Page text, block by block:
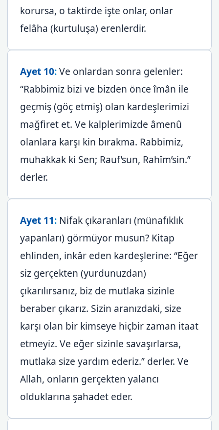
korursa, o taktirde işte onlar, onlar
felâha (kurtuluşa) erenlerdir.
Ayet 10:Ve onlardan sonra gelenler:
“Rabbimiz bizi ve bizden önce îmân ile
geçmiş (göç etmiş) olan kardeşlerimizi
mağfiret et. Ve kalplerimizde âmenû
olanlara karşı kin bırakma. Rabbimiz,
muhakkak ki Sen; Rauf’sun, Rahîm’sin.”
derler.
Ayet 11: Nifak çıkaranları (münafıklık
yapanları) görmüyor musun? Kitap
ehlinden, inkâr eden kardeşlerine: “Eğer
siz gerçekten (yurdunuzdan)
çıkarılırsanız, biz de mutlaka sizinle
beraber çıkarız. Sizin aranızdaki, size
karşı olan bir kimseye hiçbir zaman itaat
etmeyiz. Ve eğer sizinle savaşırlarsa,
mutlaka size yardım ederiz.” derler. Ve
Allah, onların gerçekten yalancı
olduklarına şahadet eder.